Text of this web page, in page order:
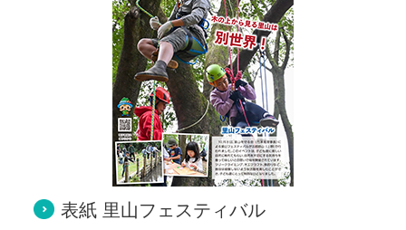
表紙 里山フェスティバル